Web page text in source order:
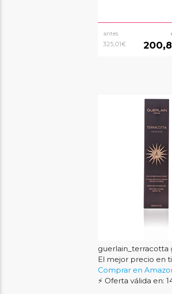
antes
325,01€
El mejor precio en
Comprar en
⚡ Oferta válida en: